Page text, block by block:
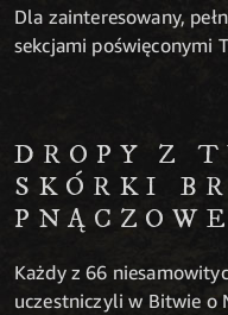
Dla zainteresowany,
sekcjami poświęconymi
DROPY Z
SKÓRKI
Każdy z 66
uczestniczyli w Bitwie o